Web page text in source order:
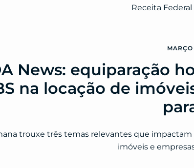
Receita
News: equiparação
na locação de
trouxe três temas relevantes que
imóveis e